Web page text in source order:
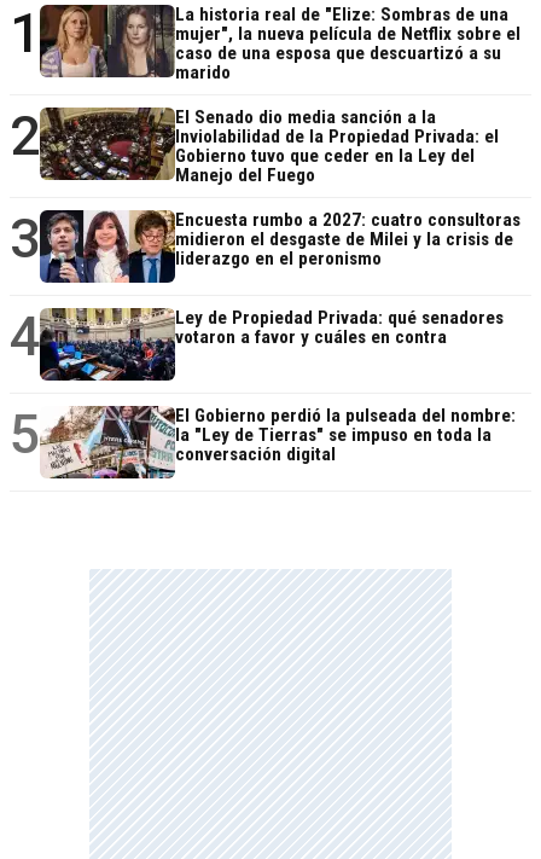
1
La historia real de "Elize: Sombras de una
mujer", la nueva película de Netflix sobre el
caso de una esposa que descuartizó a su
marido
2
El Senado dio media sanción a la
Inviolabilidad de la Propiedad Privada: el
Gobierno tuvo que ceder en la Ley del
Manejo del Fuego
3
Encuesta rumbo a 2027: cuatro consultoras
midieron el desgaste de Milei y la crisis de
liderazgo en el peronismo
4
Ley de Propiedad Privada: qué senadores
votaron a favor y cuáles en contra
5
El Gobierno perdió la pulseada del nombre:
la "Ley de Tierras" se impuso en toda la
conversación digital